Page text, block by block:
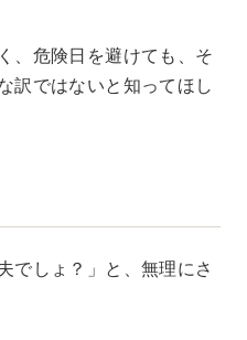
、危険日を避けても、そ
訳ではないと知ってほし
でしょ？」と、無理にさ